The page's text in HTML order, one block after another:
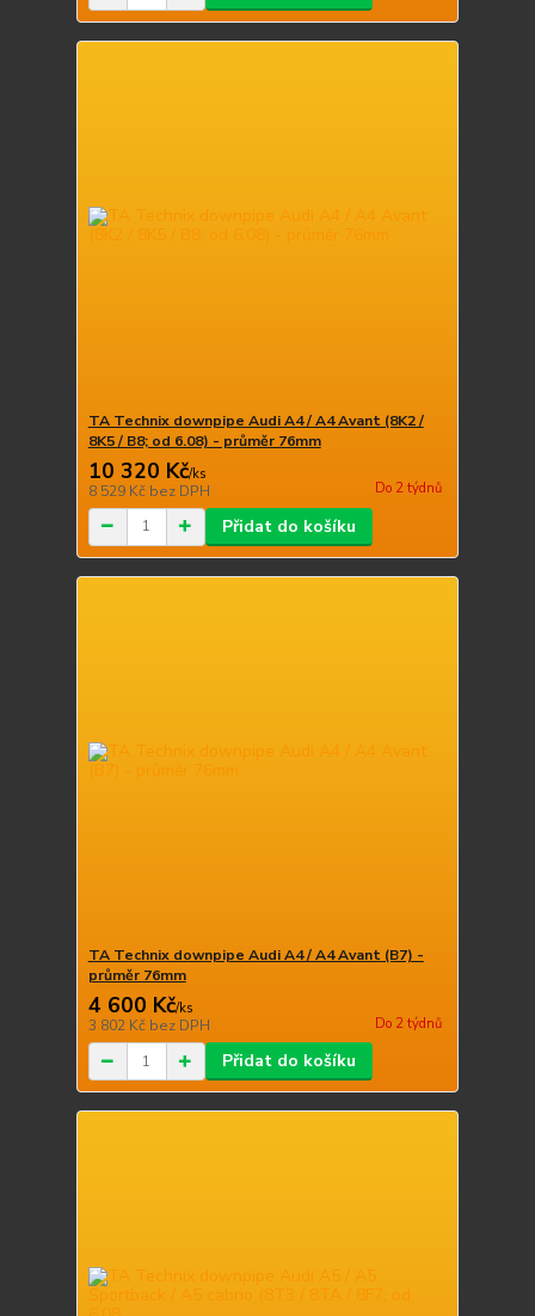
TA Technix downpipe Audi A4 / A4 Avant (8K2 /
8K5 / B8; od 6.08) - průměr 76mm
10 320 Kč/ks
8 529 Kč bez DPH Do 2 týdnů
Přidat do košíku
TA Technix downpipe Audi A4 / A4 Avant (B7) -
průměr 76mm
4 600 Kč/ks
3 802 Kč bez DPH Do 2 týdnů
Přidat do košíku